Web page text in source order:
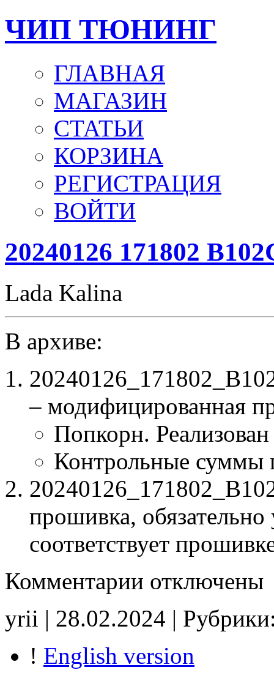
ЧИП ТЮНИНГ
ГЛАВНАЯ
МАГАЗИН
СТАТЬИ
КОРЗИНА
РЕГИСТРАЦИЯ
ВОЙТИ
20240126 171802
Lada Kalina
В архиве:
– модифицированная
Попкорн.
Контрольные суммы
прошивка, обязательно
соответствует
Комментарии записи
B102CR06
POPCORN
отключены
yrii | 28.02.2024 |
! English version